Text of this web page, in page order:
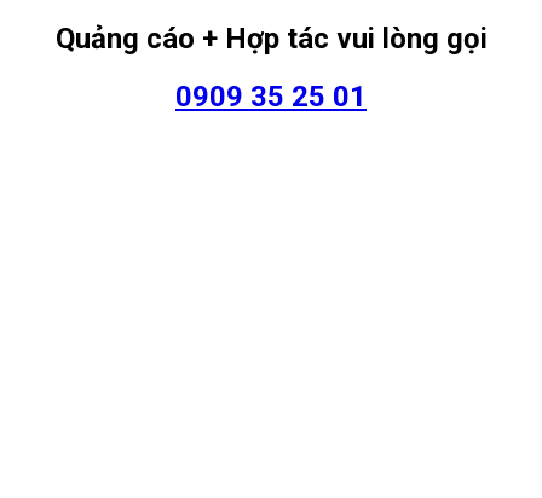
Quảng cáo + Hợp tác vui lòng gọi
0909 35 25 01